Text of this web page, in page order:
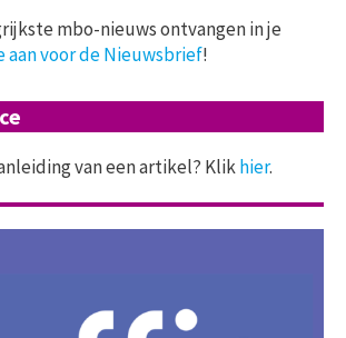
mbo-nieuws ontvangen in je
aan voor de Nieuwsbrief!
van een artikel? Klikhier.